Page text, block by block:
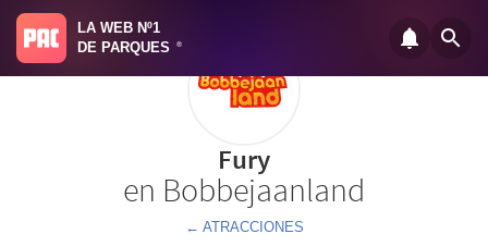
LA WEB Nº1
DE PARQUES
®
Fury
en Bobbejaanland
← ATRACCIONES